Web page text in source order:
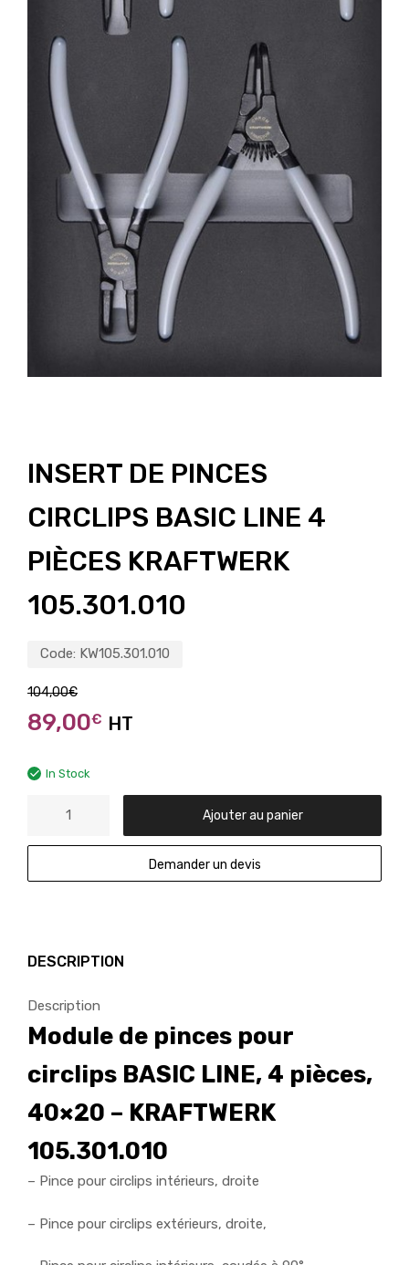
INSERT DE PINCES
CIRCLIPS BASIC LINE 4
PIÈCES KRAFTWERK
105.301.010
Code: KW105.301.010
104,00€
89,00€ HT
In Stock
Ajouter au panier
Demander un devis
DESCRIPTION
Description
Module de pinces pour
circlips BASIC LINE, 4 pièces,
40×20 – KRAFTWERK
105.301.010
– Pince pour circlips intérieurs, droite
– Pince pour circlips extérieurs, droite,